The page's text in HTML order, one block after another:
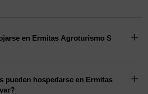
en Ermitas Agroturismo S
pueden hospedarse en Ermitas